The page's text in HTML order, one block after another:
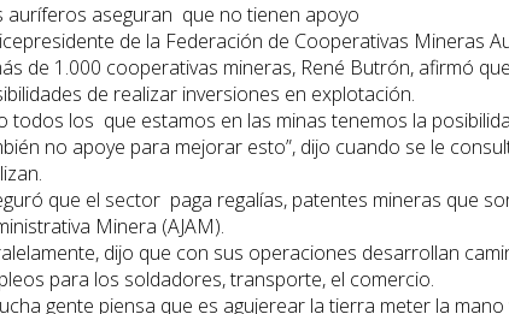
auríferos aseguran que no tienen apoyo
de la Federación de Cooperativas Mineras
de 1.000 cooperativas mineras, René Butrón, afirmó
de realizar inversiones en explotación.
todos los que estamos en las minas tenemos la
no apoye para mejorar esto”, dijo cuando se le
que el sector paga regalías, patentes mineras que
Minera (AJAM).
dijo que con sus operaciones desarrollan
para los soldadores, transporte, el comercio.
gente piensa que es agujerear la tierra meter la